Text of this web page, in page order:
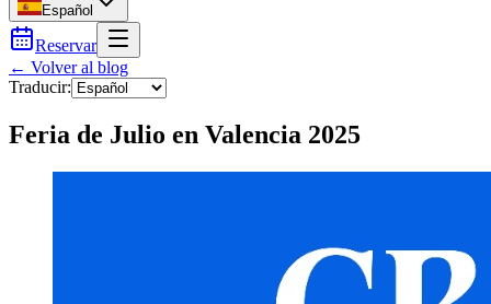
Español
Reservar
← Volver al blog
Traducir:
Feria de Julio en Valencia 2025